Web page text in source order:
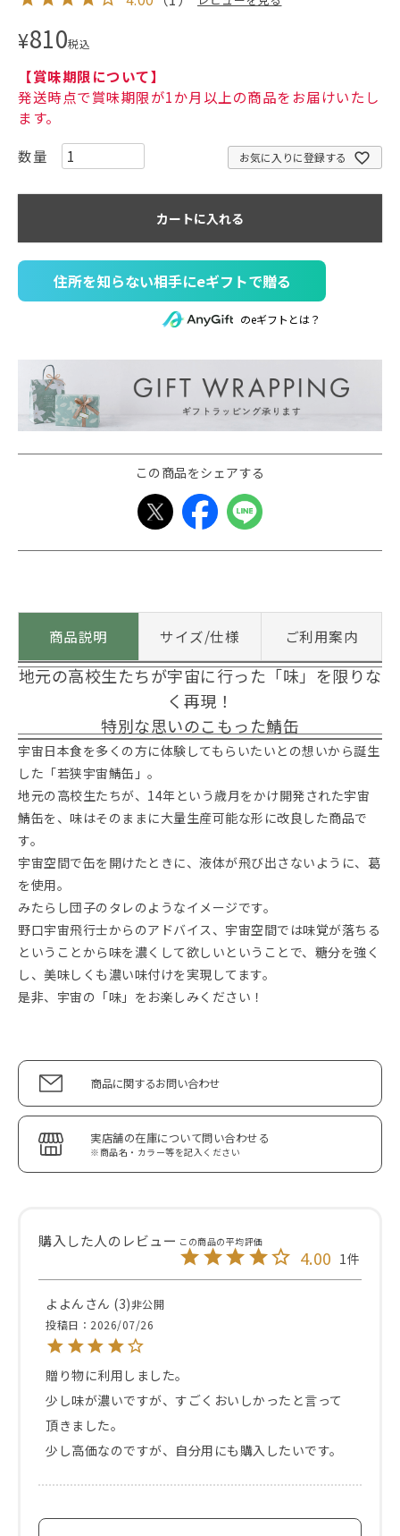
¥810税込
【賞味期限について】
発送時点で賞味期限が1か月以上の商品をお届けいたし
ます。
お気に入りに登録する
カートに入れる
住所を知らない相手にeギフトで贈る
のeギフトとは？
この商品をシェアする
商品説明 サイズ/仕様 ご利用案内
地元の高校生たちが宇宙に行った「味」を限りな
く再現！
特別な思いのこもった鯖缶
宇宙日本食を多くの方に体験してもらいたいとの想いから誕生
した「若狭宇宙鯖缶」。
地元の高校生たちが、14年という歳月をかけ開発された宇宙
鯖缶を、味はそのままに大量生産可能な形に改良した商品で
す。
宇宙空間で缶を開けたときに、液体が飛び出さないように、葛
を使用。
みたらし団子のタレのようなイメージです。
野口宇宙飛行士からのアドバイス、宇宙空間では味覚が落ちる
ということから味を濃くして欲しいということで、糖分を強く
し、美味しくも濃い味付けを実現してます。
是非、宇宙の「味」をお楽しみください！
商品に関するお問い合わせ
実店舗の在庫について問い合わせる
※商品名・カラー等を記入ください
4.00 1
よよん 3 非公開
投稿日
2026/07/26
贈り物に利用しました。
少し味が濃いですが、すごくおいしかったと言って
頂きました。
少し高価なのですが、自分用にも購入したいです。